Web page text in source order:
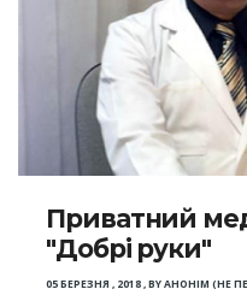
Приватний
"Добрі руки"
05 БЕРЕЗНЯ , 2018,BYАНОНІМ (НЕ